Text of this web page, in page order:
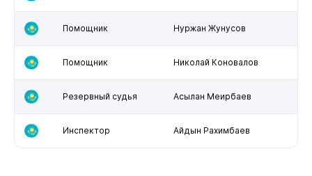
Помощник Нуржан Жунусов
Помощник Николай Коновалов
Резервный судья Асылан Меирбаев
Инспектор Айдын Рахимбаев